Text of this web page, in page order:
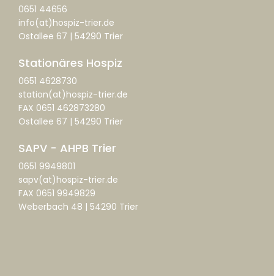
0651 44656
info(at)hospiz-trier.de
Ostallee 67 | 54290 Trier
Stationäres Hospiz
0651 4628730
station(at)hospiz-trier.de
FAX 0651 462873280
Ostallee 67 | 54290 Trier
SAPV - AHPB Trier
0651 9949801
sapv(at)hospiz-trier.de
FAX 0651 9949829
Weberbach 48 | 54290 Trier